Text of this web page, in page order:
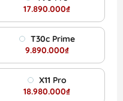
17.890.000₫
T30c Prime
9.890.000₫
X11 Pro
18.980.000₫